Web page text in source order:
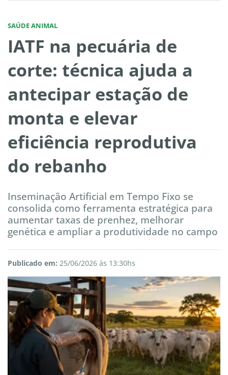
SAÚDE ANIMAL
IATF na pecuária de
corte: técnica ajuda a
antecipar estação de
monta e elevar
eficiência reprodutiva
do rebanho
Inseminação Artificial em Tempo Fixo se
consolida como ferramenta estratégica para
aumentar taxas de prenhez, melhorar
genética e ampliar a produtividade no campo
Publicado em: 25/06/2026 às 13:30hs